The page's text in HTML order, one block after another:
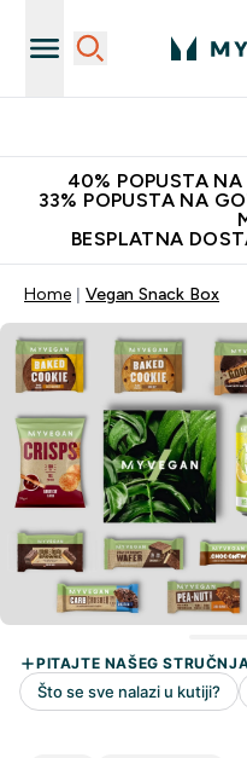
40% POPUSTA NA
33% POPUSTA NA
BESPLATNA
Home Vegan Snack Box